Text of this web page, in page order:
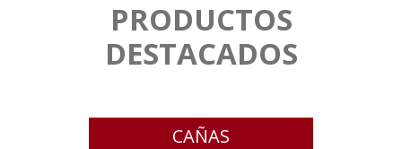
PRODUCTOS
DESTACADOS
CAÑAS